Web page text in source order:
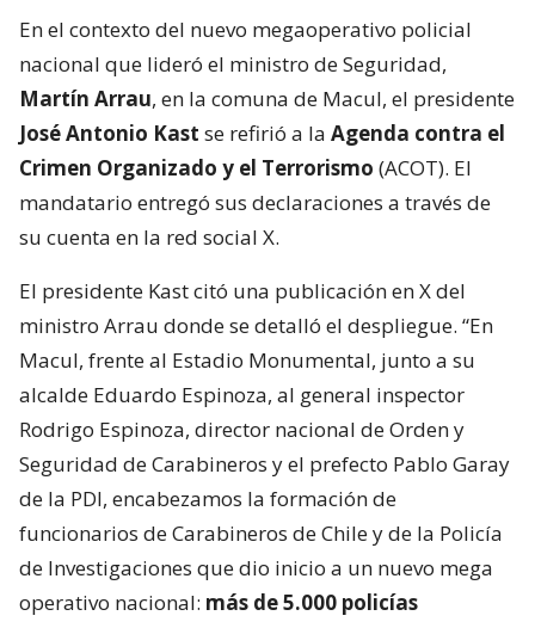
En el contexto del nuevo megaoperativo policial
nacional que lideró el ministro de Seguridad,
Martín Arrau, en la comuna de Macul, el presidente
José Antonio Kast se refirió a la Agenda contra el
Crimen Organizado y el Terrorismo (ACOT). El
mandatario entregó sus declaraciones a través de
su cuenta en la red social X.
El presidente Kast citó una publicación en X del
ministro Arrau donde se detalló el despliegue. “En
Macul, frente al Estadio Monumental, junto a su
alcalde Eduardo Espinoza, al general inspector
Rodrigo Espinoza, director nacional de Orden y
Seguridad de Carabineros y el prefecto Pablo Garay
de la PDI, encabezamos la formación de
funcionarios de Carabineros de Chile y de la Policía
de Investigaciones que dio inicio a un nuevo mega
operativo nacional: más de 5.000 policías